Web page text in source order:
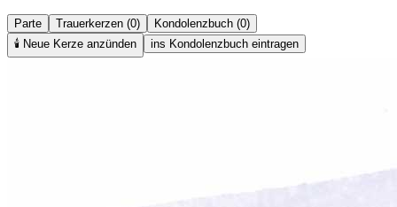
Parte Trauerkerzen (0)
Kondolenzbuch (0)
🕯️ Neue Kerze anzünden ins Kondolenzbuch eintragen